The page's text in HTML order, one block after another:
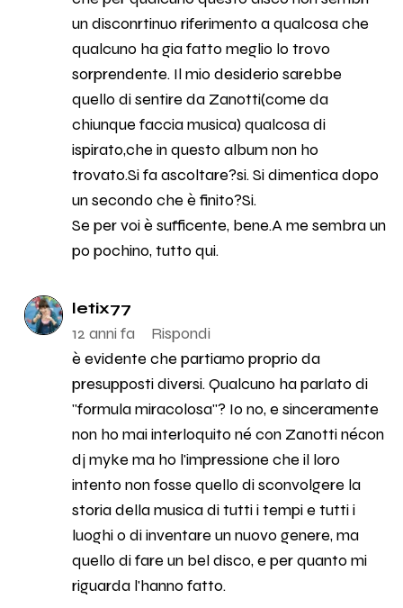
un disconrtinuo riferimento a qualcosa che
qualcuno ha gia fatto meglio lo trovo
sorprendente. Il mio desiderio sarebbe
quello di sentire da Zanotti(come da
chiunque faccia musica) qualcosa di
ispirato,che in questo album non ho
trovato.Si fa ascoltare?si. Si dimentica dopo
un secondo che è finito?Si.
Se per voi è sufficente, bene.A me sembra un
po pochino, tutto qui.
letix77
12 anni fa
Rispondi
è evidente che partiamo proprio da
presupposti diversi. Qualcuno ha parlato di
"formula miracolosa"? Io no, e sinceramente
non ho mai interloquito né con Zanotti nécon
dj myke ma ho l'impressione che il loro
intento non fosse quello di sconvolgere la
storia della musica di tutti i tempi e tutti i
luoghi o di inventare un nuovo genere, ma
quello di fare un bel disco, e per quanto mi
riguarda l'hanno fatto.